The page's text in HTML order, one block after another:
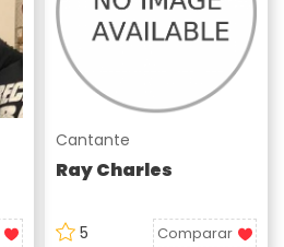
Cantante
Ray Charles
5 Comparar